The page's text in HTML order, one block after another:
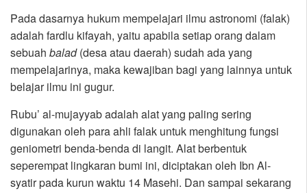
Pada dasarnya hukum mempelajari ilmu astronomi (falak)
adalah fardlu kifayah, yaitu apabila setiap orang dalam
sebuah balad(desa atau daerah) sudah ada yang
mempelajarinya, maka kewajiban bagi yang lainnya untuk
belajar ilmu ini gugur.
Rubu’ al-mujayyab adalah alat yang paling sering
digunakan oleh para ahli falak untuk menghitung fungsi
geniometri benda-benda di langit. Alat berbentuk
seperempat lingkaran bumi ini, diciptakan oleh Ibn Al-
syatir pada kurun waktu 14 Masehi. Dan sampai sekarang